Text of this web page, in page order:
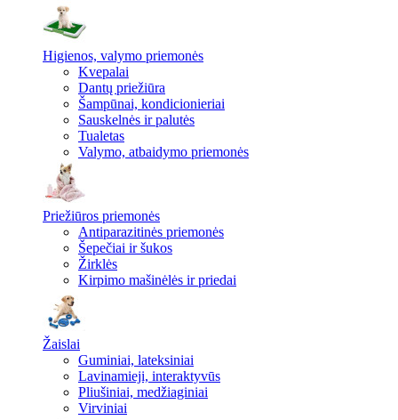
Higienos, valymo priemonės
Kvepalai
Dantų priežiūra
Šampūnai, kondicionieriai
Sauskelnės ir palutės
Tualetas
Valymo, atbaidymo priemonės
Priežiūros priemonės
Antiparazitinės priemonės
Šepečiai ir šukos
Žirklės
Kirpimo mašinėlės ir priedai
Žaislai
Guminiai, lateksiniai
Lavinamieji, interaktyvūs
Pliušiniai, medžiaginiai
Virviniai